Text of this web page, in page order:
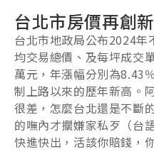
台北市房價再創
台北市地政局公布2024年
均交易總價、及每坪成交
萬元，年漲幅分別為8.43
制上路以來的歷年新高。
很差，怎麼台北還是不斷
的嘸內才擱嫌家私歹（台
快進快出，活該你賠錢，